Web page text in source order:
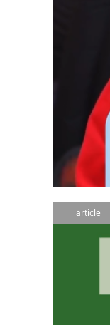
article